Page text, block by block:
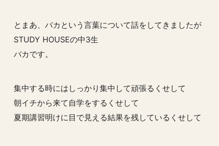
とまあ、バカという言葉について話をしてきましたが
STUDY HOUSEの中3生
バカです。
集中する時にはしっかり集中して頑張るくせして
朝イチから来て自学をするくせして
夏期講習明けに目で見える結果を残しているくせして